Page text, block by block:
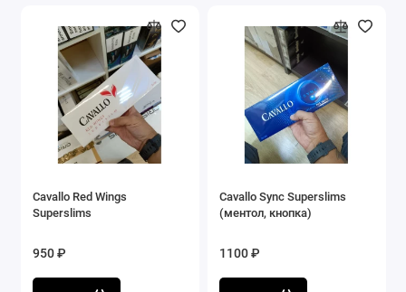
Cavallo Red Wings
Superslims
950 ₽
Cavallo Sync Superslims
(ментол, кнопка)
1100 ₽